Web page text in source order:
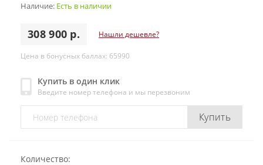
Наличие: Есть в наличии
308 900 р. Нашли дешевле?
Цена в бонусных баллах: 65990
Купить в один клик
Введите номер телефона и мы перезвоним
Купить
Количество: